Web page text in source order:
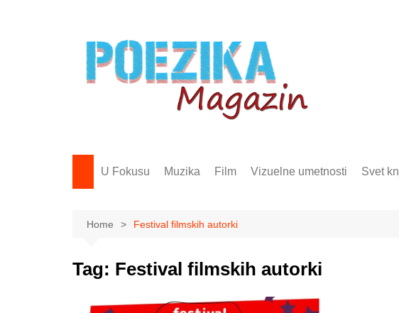
U Fokusu Muzika Film Vizuelne umetnosti Svet
Home Festival filmskih autorki
Tag: Festival filmskih autorki